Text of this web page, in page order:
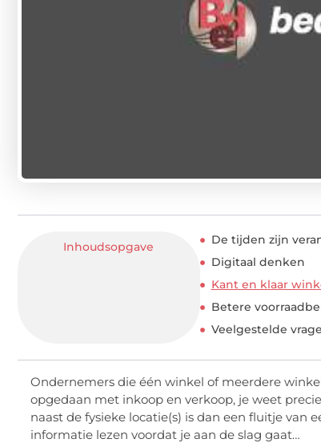
Inhoudsopgave
De tijden zijn
Digitaal denken
Kant en klaar
Betere
Veelgestelde
Ondernemers die één winkel of meerdere
opgedaan met inkoop en verkoop, je weet
naast de fysieke locatie(s) is dan een fluitje van
informatie lezen voordat je aan de slag gaat…